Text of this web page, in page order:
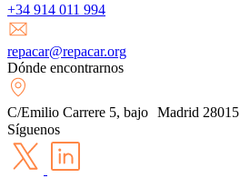
+34 914 011 994
repacar@repacar.org
Dónde encontrarnos
C/Emilio Carrere 5, bajo Madrid 28015
Síguenos